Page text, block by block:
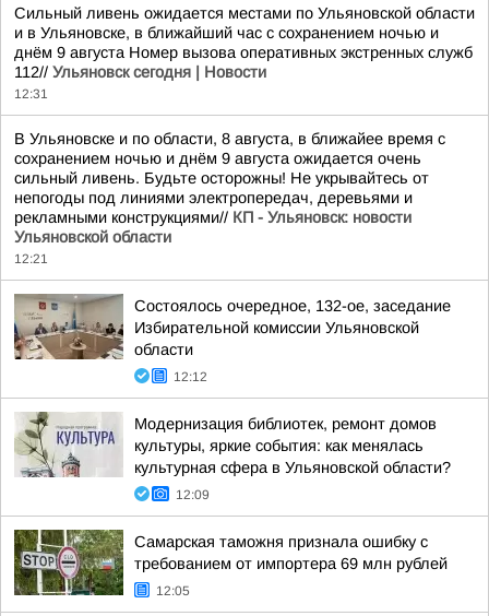
Сильный ливень ожидается местами по Ульяновской области
и в Ульяновске, в ближайший час с сохранением ночью и
днём 9 августа Номер вызова оперативных экстренных служб
112// Ульяновск сегодня | Новости
12:31
В Ульяновске и по области, 8 августа, в ближайее время с
сохранением ночью и днём 9 августа ожидается очень
сильный ливень. Будьте осторожны! Не укрывайтесь от
непогоды под линиями электропередач, деревьями и
рекламными конструкциями// КП - Ульяновск: новости
Ульяновской области
12:21
Состоялось очередное, 132-ое, заседание
Избирательной комиссии Ульяновской
области
12:12
Модернизация библиотек, ремонт домов
культуры, яркие события: как менялась
культурная сфера в Ульяновской области?
12:09
Самарская таможня признала ошибку с
требованием от импортера 69 млн рублей
12:05